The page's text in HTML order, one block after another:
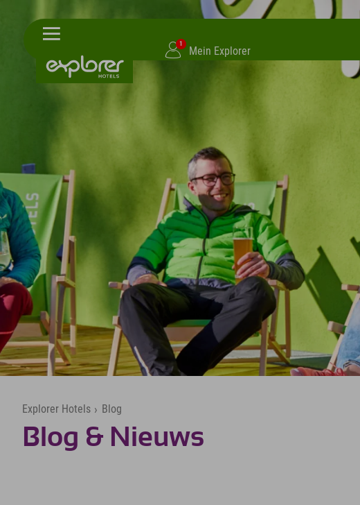
1
Mein Explorer
Explorer Hotels › Blog
Blog & Nieuws